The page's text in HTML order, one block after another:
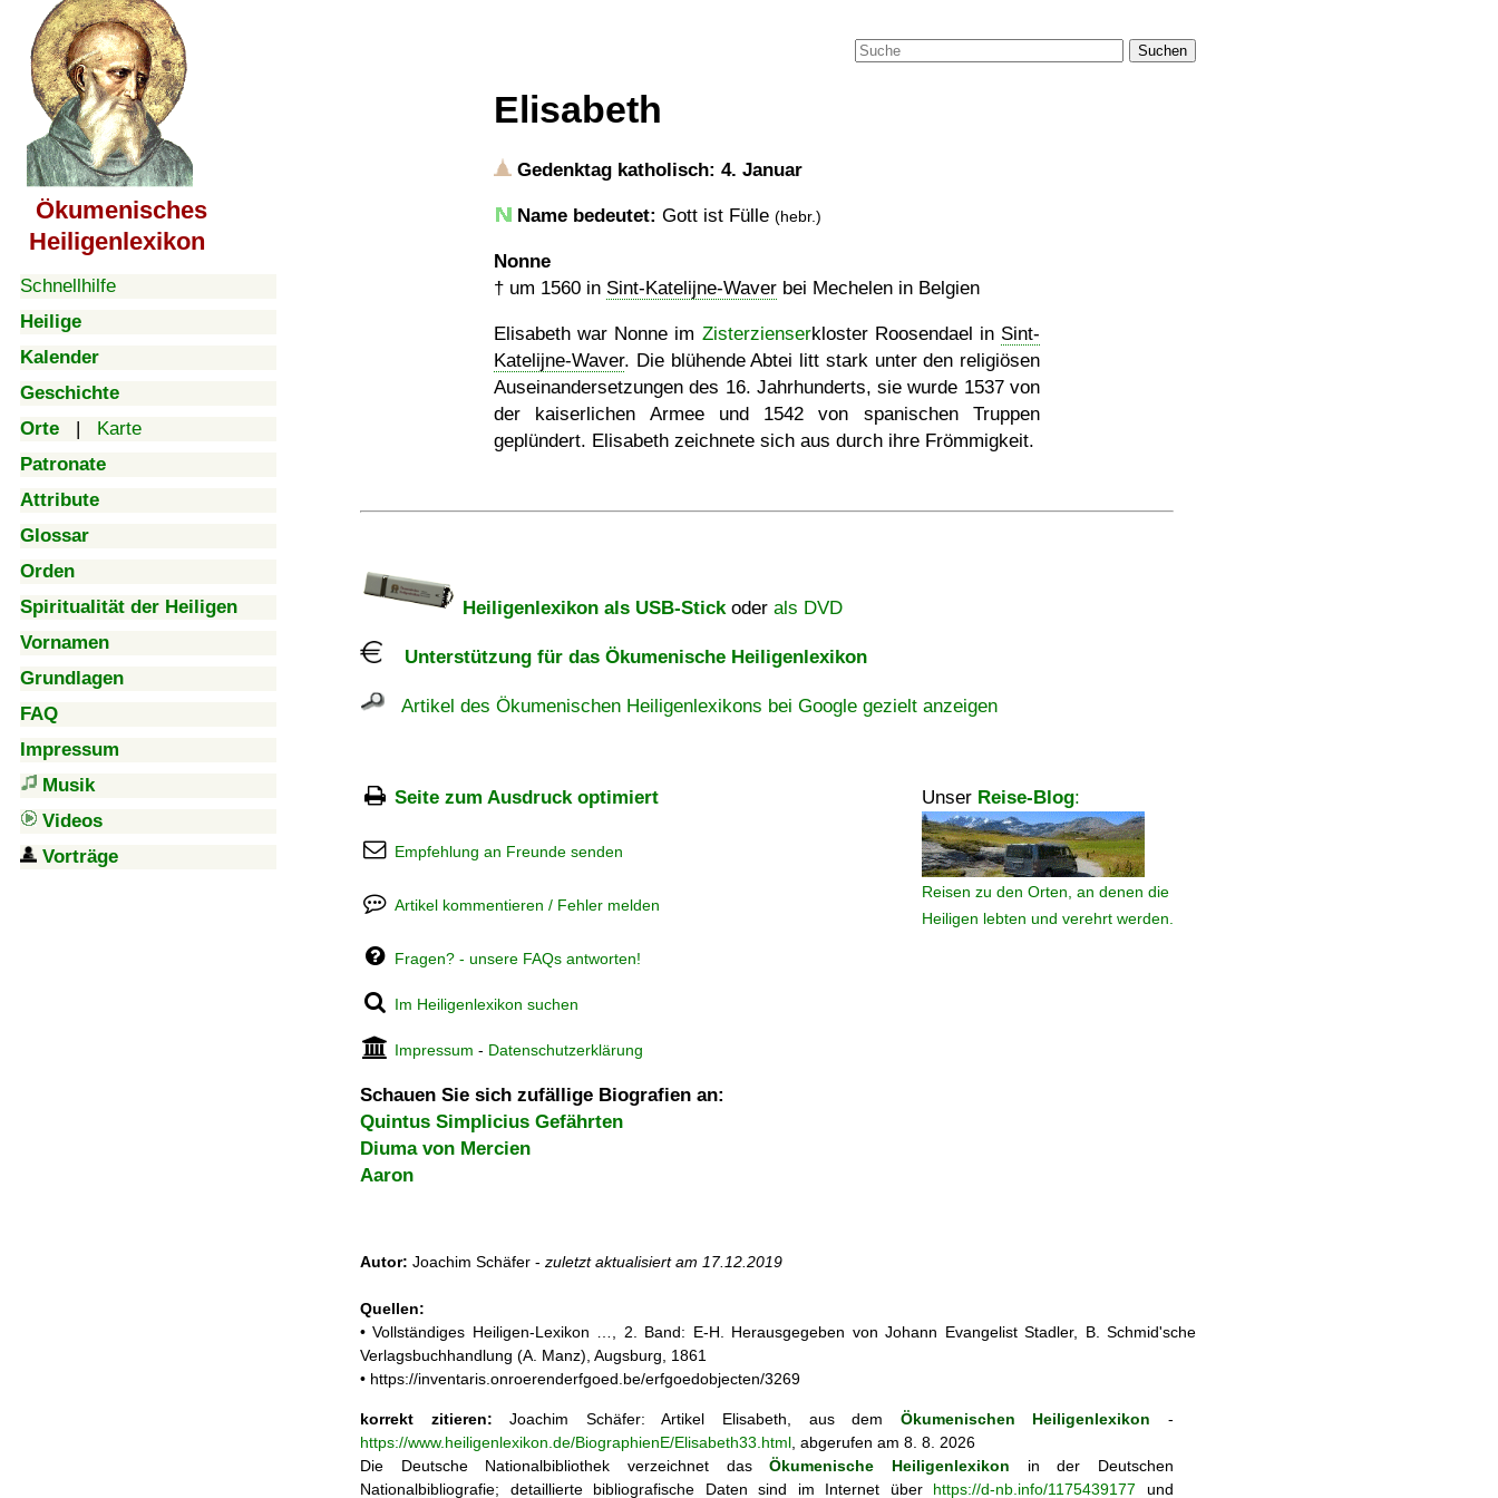
Ökumenisches
Heiligenlexikon
Schnellhilfe
Heilige
Kalender
Geschichte
Orte | Karte
Patronate
Attribute
Glossar
Orden
Spiritualität der Heiligen
Vornamen
Grundlagen
FAQ
Impressum
Musik
Videos
Vorträge
Suchen
Elisabeth
Gedenktag katholisch: 4. Januar
Name bedeutet: Gott ist Fülle (hebr.)
Nonne
† um 1560 in Sint-Katelijne-Waver bei Mechelen in Belgien
Elisabeth war Nonne im Zisterzienserkloster Roosendael in Sint-
Katelijne-Waver. Die blühende Abtei litt stark unter den religiösen
Auseinandersetzungen des 16. Jahrhunderts, sie wurde 1537 von
der kaiserlichen Armee und 1542 von spanischen Truppen
geplündert. Elisabeth zeichnete sich aus durch ihre Frömmigkeit.
Heiligenlexikon als USB-Stickoder als DVD
Unterstützung für das Ökumenische Heiligenlexikon
Artikel des Ökumenischen Heiligenlexikons bei Google gezielt anzeigen
Seite zum Ausdruck optimiert Unser Reise-Blog:
Reisen zu den Orten, an denen die
Heiligen lebten und verehrt werden.
Empfehlung an Freunde senden
Artikel kommentieren / Fehler melden
Fragen? - unsere FAQs antworten!
Im Heiligenlexikon suchen
Impressum - Datenschutzerklärung
Schauen Sie sich zufällige Biografien an:
Quintus Simplicius Gefährten
Diuma von Mercien
Aaron
Autor: Joachim Schäfer - zuletzt aktualisiert am 17.12.2019
Quellen:
• Vollständiges Heiligen-Lexikon …, 2. Band: E-H. Herausgegeben von Johann Evangelist Stadler, B. Schmid'sche
Verlagsbuchhandlung (A. Manz), Augsburg, 1861
• https://inventaris.onroerenderfgoed.be/erfgoedobjecten/3269
korrekt zitieren: Joachim Schäfer: Artikel Elisabeth, aus dem Ökumenischen Heiligenlexikon -
https://www.heiligenlexikon.de/BiographienE/Elisabeth33.html , abgerufen am 8. 8. 2026
Die Deutsche Nationalbibliothek verzeichnet dasÖkumenische Heiligenlexikon in der Deutschen
Nationalbibliografie; detaillierte bibliografische Daten sind im Internet über https://d-nb.info/1175439177 und